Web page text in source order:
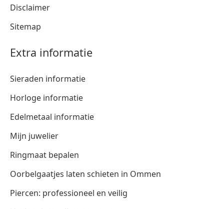
Disclaimer
Sitemap
Extra informatie
Sieraden informatie
Horloge informatie
Edelmetaal informatie
Mijn juwelier
Ringmaat bepalen
Oorbelgaatjes laten schieten in Ommen
Piercen: professioneel en veilig